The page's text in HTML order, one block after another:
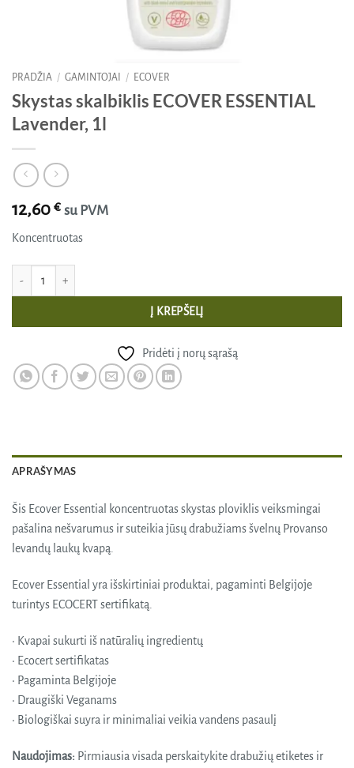
PRADŽIA / GAMINTOJAI / ECOVER
Skystas skalbiklis ECOVER ESSENTIAL
Lavender, 1l
12,60 € su PVM
Koncentruotas
Į KREPŠELĮ
Pridėti į norų sąrašą
APRAŠYMAS
Šis Ecover Essential koncentruotas skystas ploviklis veiksmingai
pašalina nešvarumus irsuteikia jūsų drabužiams švelnų Provanso
levandų laukų kvapą.
Ecover Essential yra išskirtiniai produktai, pagaminti Belgijoje
turintys ECOCERT sertifikatą.
• Kvapai sukurti iš natūralių ingredientų
• Ecocert sertifikatas
• Pagaminta Belgijoje
• Draugiški Veganams
• Biologiškai suyra ir minimaliai veikia vandens pasaulį
Naudojimas: Pirmiausia visada perskaitykite drabužių etiketes ir